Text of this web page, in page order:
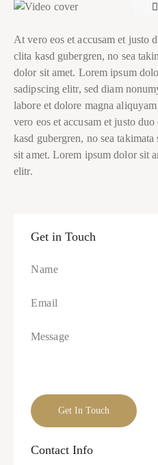
At vero eos et accusam et justo
clita kasd gubergren, no sea
dolor sit amet. Lorem ipsum
sadipscing elitr, sed diam
labore et dolore magna
vero eos et accusam et justo
kasd gubergren, no sea
sit amet. Lorem ipsum dolor sit
elitr.
Get in Touch
Contact Info